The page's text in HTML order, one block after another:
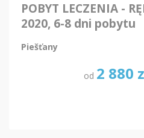
POBYT LECZENIA -
2020, 6-8 dni pobytu
Piešťany
od 2 880